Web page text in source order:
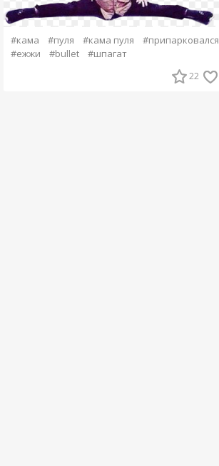
#кама #пуля #кама пуля
#припарковался
#ежжи
#bullet #шпагат
22